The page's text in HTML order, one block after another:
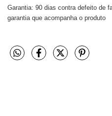
Garantia: 90 dias contra defeito de
garantia que acompanha o produto